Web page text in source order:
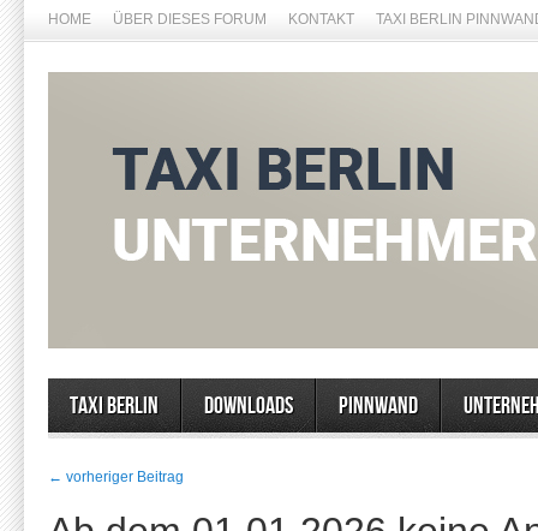
HOME ÜBER DIESES FORUM KONTAKT TAXI BERLIN
Taxi Berlin Downloads Pinnwand
← vorheriger Beitrag